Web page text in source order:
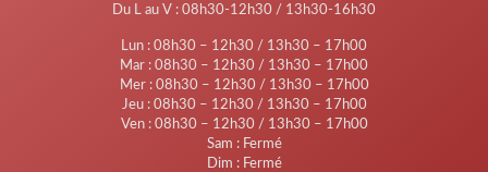
Du L au V : 08h30-12h30 / 13h30-16h30
Lun : 08h30 – 12h30 / 13h30 – 17h00
Mar : 08h30 – 12h30 / 13h30 – 17h00
Mer : 08h30 – 12h30 / 13h30 – 17h00
Jeu : 08h30 – 12h30 / 13h30 – 17h00
Ven : 08h30 – 12h30 / 13h30 – 17h00
Sam : Fermé
Dim : Fermé